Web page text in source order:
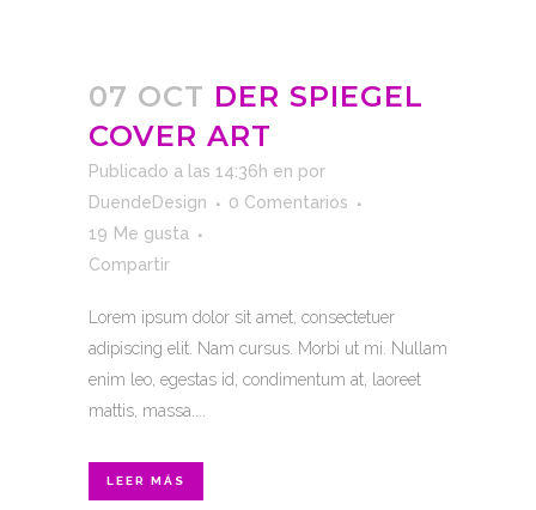
07 OCT DER SPIEGEL
COVER ART
Publicado a las 14:36h en por
DuendeDesign
0 Comentarios
19 Me gusta
Compartir
Lorem ipsum dolor sit amet, consectetuer
adipiscing elit. Nam cursus. Morbi ut mi. Nullam
enim leo, egestas id, condimentum at, laoreet
mattis, massa....
LEER MÁS